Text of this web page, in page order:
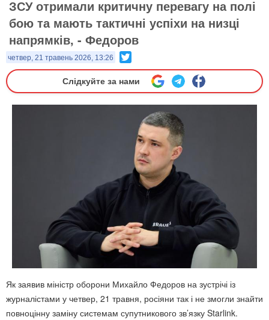
ЗСУ отримали критичну перевагу на полі
бою та мають тактичні успіхи на низці
напрямків, - Федоров
четвер, 21 травень 2026, 13:26
Слідкуйте за нами
Як заявив міністр оборони Михайло Федоров на зустрічі із
журналістами у четвер, 21 травня, росіяни так і не змогли знайти
повноцінну заміну системам супутникового зв’язку Starlink.